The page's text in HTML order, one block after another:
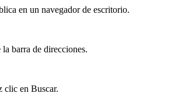
en un navegador de escritorio.
barra de direcciones.
clic en Buscar.